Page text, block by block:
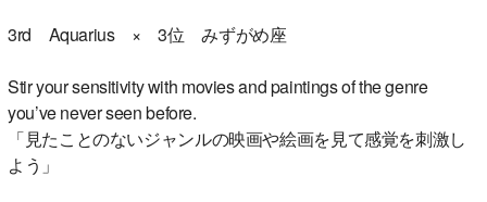
3rd Aquarius × 3位 みずがめ座
Stir your sensitivity with movies and paintings of the genre
you’ve never seen before.
「見たことのないジャンルの映画や絵画を見て感覚を刺激し
よう」